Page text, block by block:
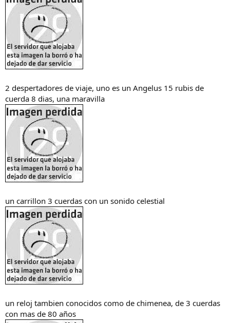
2 despertadores de viaje, uno es un Angelus 15 rubis de
cuerda 8 dias, una maravilla
un carrillon 3 cuerdas con un sonido celestial
un reloj tambien conocidos como de chimenea, de 3 cuerdas
con mas de 80 años